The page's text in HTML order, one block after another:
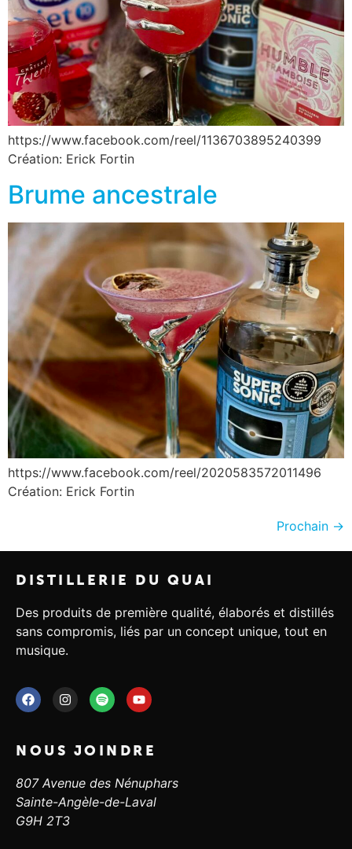
https://www.facebook.com/reel/1136703895240399
Création: Erick Fortin
Brume ancestrale
https://www.facebook.com/reel/2020583572011496
Création: Erick Fortin
Prochain →
DISTILLERIE DU QUAI
Des produits de première qualité, élaborés et distillés
sans compromis, liés par un concept unique, tout en
musique.
NOUS JOINDRE
807 Avenue des Nénuphars
Sainte-Angèle-de-Laval
G9H 2T3